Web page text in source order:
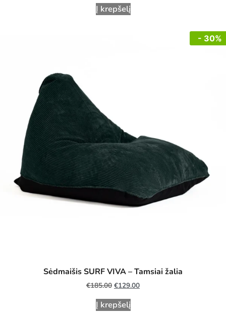
Į krepšelį
- 30%
Sėdmaišis SURF VIVA–Tamsiai žalia
€185.00 €129.00
Į krepšelį